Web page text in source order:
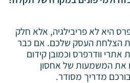
היא לא פריבילגיה, אלא חלק
הצלחת העסק שלכם. אם כבר
וודרפרס וכמובן קידום
את המשמעות של אחסון
מדריך מסודר.